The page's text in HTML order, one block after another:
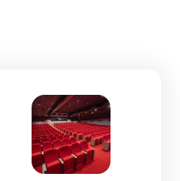
Zoom de l'image